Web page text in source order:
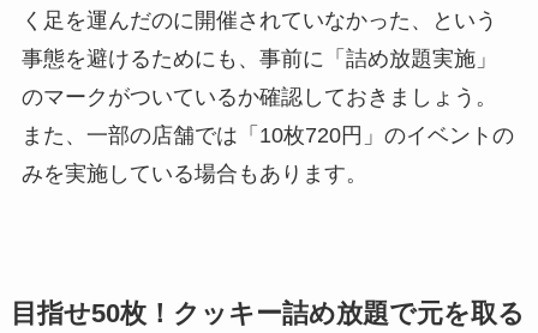
く足を運んだのに開催されていなかった、という
事態を避けるためにも、事前に「詰め放題実施」
のマークがついているか確認しておきましょう。
また、一部の店舗では「10枚720円」のイベントの
みを実施している場合もあります。
目指せ50枚！クッキー詰め放題で元を取る